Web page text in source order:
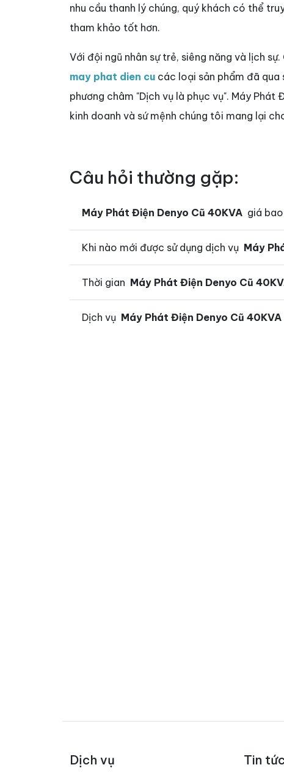
nhu cầu thanh lý chúng, quý khách có thể
tham khảo tốt hơn.
Với đội ngũ nhân sự trẻ, siêng năng và lịch
may phat dien cu các loại sản phẩm đã qua
phương châm "Dịch vụ là phục vụ". Máy
kinh doanh và sứ mệnh chúng tôi mang lại
Câu hỏi thường gặp:
Máy Phát Điện Denyo Cũ 40KVA giá
Khi nào mới được sử dụng dịch vụ Máy
Thời gian Máy Phát Điện Denyo Cũ
Dịch vụ Máy Phát Điện Denyo Cũ 40KVA
Dịch vụ Tin tức